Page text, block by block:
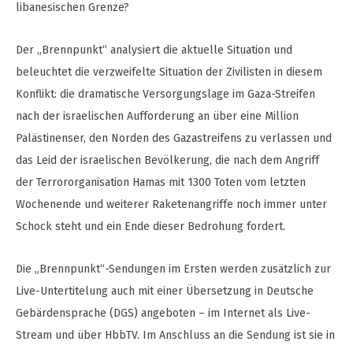
libanesischen Grenze?
Der „Brennpunkt“ analysiert die aktuelle Situation und
beleuchtet die verzweifelte Situation der Zivilisten in diesem
Konflikt: die dramatische Versorgungslage im Gaza-Streifen
nach der israelischen Aufforderung an über eine Million
Palästinenser, den Norden des Gazastreifens zu verlassen und
das Leid der israelischen Bevölkerung, die nach dem Angriff
der Terrororganisation Hamas mit 1300 Toten vom letzten
Wochenende und weiterer Raketenangriffe noch immer unter
Schock steht und ein Ende dieser Bedrohung fordert.
Die „Brennpunkt“-Sendungen im Ersten werden zusätzlich zur
Live-Untertitelung auch mit einer Übersetzung in Deutsche
Gebärdensprache (DGS) angeboten – im Internet als Live-
Stream und über HbbTV. Im Anschluss an die Sendung ist sie in